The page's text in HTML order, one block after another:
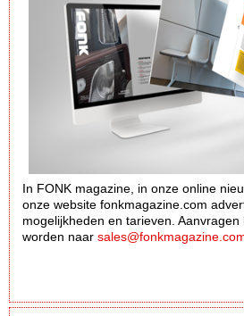
In FONK magazine, in onze online
onze website fonkmagazine.com
mogelijkheden en tarieven.
worden naar